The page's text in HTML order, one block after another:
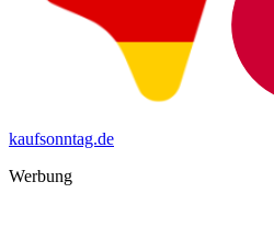
kaufsonntag.de
Werbung